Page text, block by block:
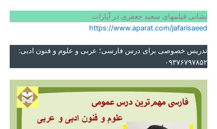
نشانی فیلمهای سعید جعفری در آپارات
https://www.aparat.com/jafarisaeed
تدریس خصوصی برای درس فارسی؛ عربی و علوم و فنون ادبی:
۰۹۳۷۶۷۹۷۸۵۲